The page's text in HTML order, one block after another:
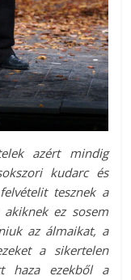
azért mindig
kudarc és
tesznek a
akiknek ez sosem
az álmaikat, a
a sikertelen
haza ezekből a